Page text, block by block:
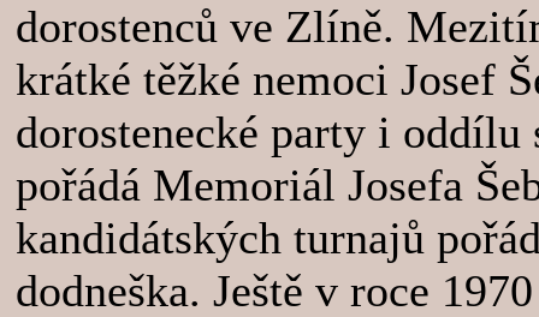
dorostenců ve Zlíně.
krátké těžké nemoci Josef
dorostenecké party i
pořádá Memoriál Josefa
kandidátských turnajů
dodneška. Ještě v roce